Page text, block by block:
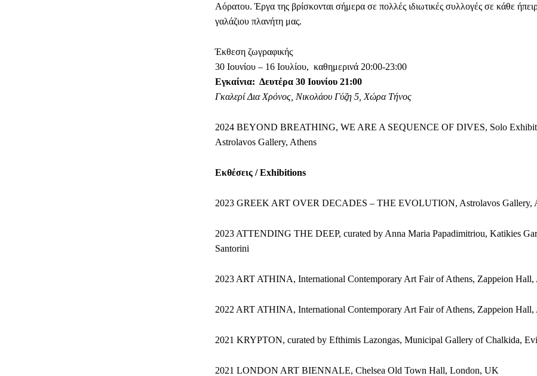
Αόρατου. Έργα της βρίσκονται σήμερα σε πολλές ιδιωτικές συλλογές σε κάθε
γαλάζιου πλανήτη μας.
Έκθεση ζωγραφικής
30 Ιουνίου – 16 Ιουλίου, καθημερινά 20:00-23:00
Εγκαίνια: Δευτέρα 30 Ιουνίου 21:00
Γκαλερί Δια Χρόνος, Νικολάου Γύζη 5, Χώρα Τήνος
2024 BEYOND BREATHING, WE ARE A SEQUENCE OF DIVES, Solo
Astrolavos Gallery, Athens
Εκθέσεις / Exhibitions
2023 GREEK ART OVER DECADES – THE EVOLUTION, Astrolavos Gallery,
2023 ATTENDING THE DEEP, curated by Anna Maria Papadimitriou, Katikies
Santorini
2023 ART ATHINA, International Contemporary Art Fair of Athens, Zappeion Hall,
2022 ART ATHINA, International Contemporary Art Fair of Athens, Zappeion Hall,
2021 KRYPTON, curated by Efthimis Lazongas, Municipal Gallery of Chalkida,
2021 LONDON ART BIENNALE, Chelsea Old Town Hall, London, UK